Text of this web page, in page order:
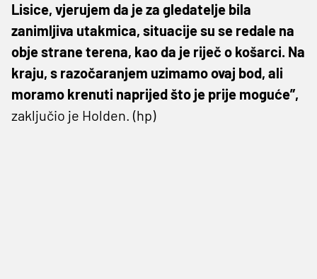
Lisice, vjerujem da je za gledatelje bila
zanimljiva utakmica, situacije su se redale na
obje strane terena, kao da je riječ o košarci. Na
kraju, s razočaranjem uzimamo ovaj bod, ali
moramo krenuti naprijed što je prije moguće”,
zaključio je Holden. (hp)